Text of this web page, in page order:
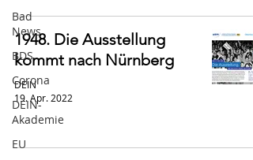
Bad
News
BDS
Corona
DEIN-
Akademie
EU
1948. Die Ausstellung
kommt nach Nürnberg
DEIN
19. Apr. 2022